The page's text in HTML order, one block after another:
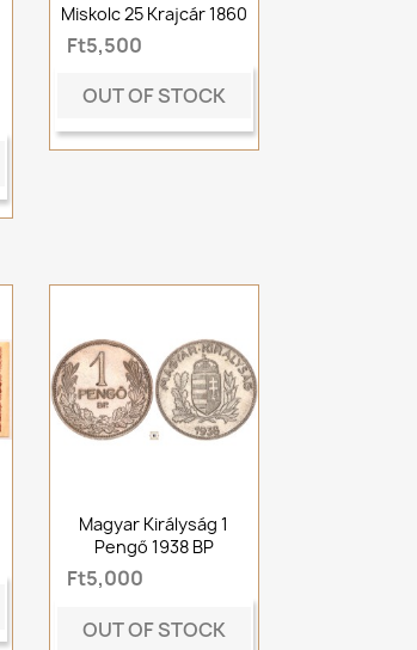
Miskolc 25 Krajcár 1860
Ft5,500
OUT OF STOCK
Magyar Királyság 1
Pengő 1938 BP
Ft5,000
OUT OF STOCK